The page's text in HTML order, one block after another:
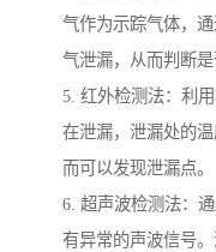
气作为示踪气体，
气泄漏，从而判断是
5. 红外检测法：利
在泄漏，泄漏处的
而可以发现泄漏点。
6. 超声波检测法：
有异常的声波信号